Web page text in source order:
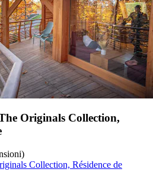
Originals Collection,
Collection, Résidence de